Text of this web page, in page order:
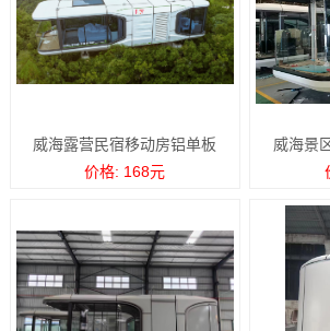
威海露营民宿移动房铝单板
价格: 168元
威海景